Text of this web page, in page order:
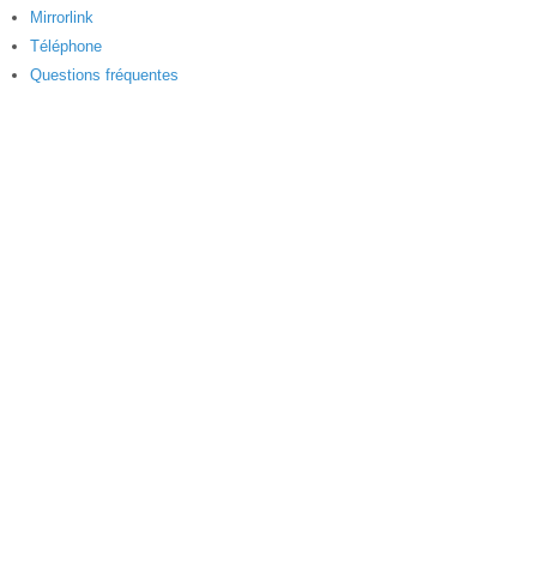
Mirrorlink
Téléphone
Questions fréquentes